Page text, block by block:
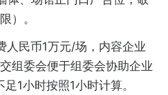
）。
人民币1万元/场，内容企业
组委会便于组委会协助企业
1小时按照1小时计算。